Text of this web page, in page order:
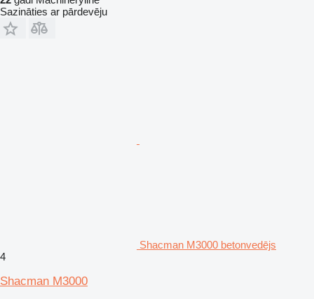
Sazināties ar pārdevēju
Shacman M3000 betonvedējs
4
Shacman M3000